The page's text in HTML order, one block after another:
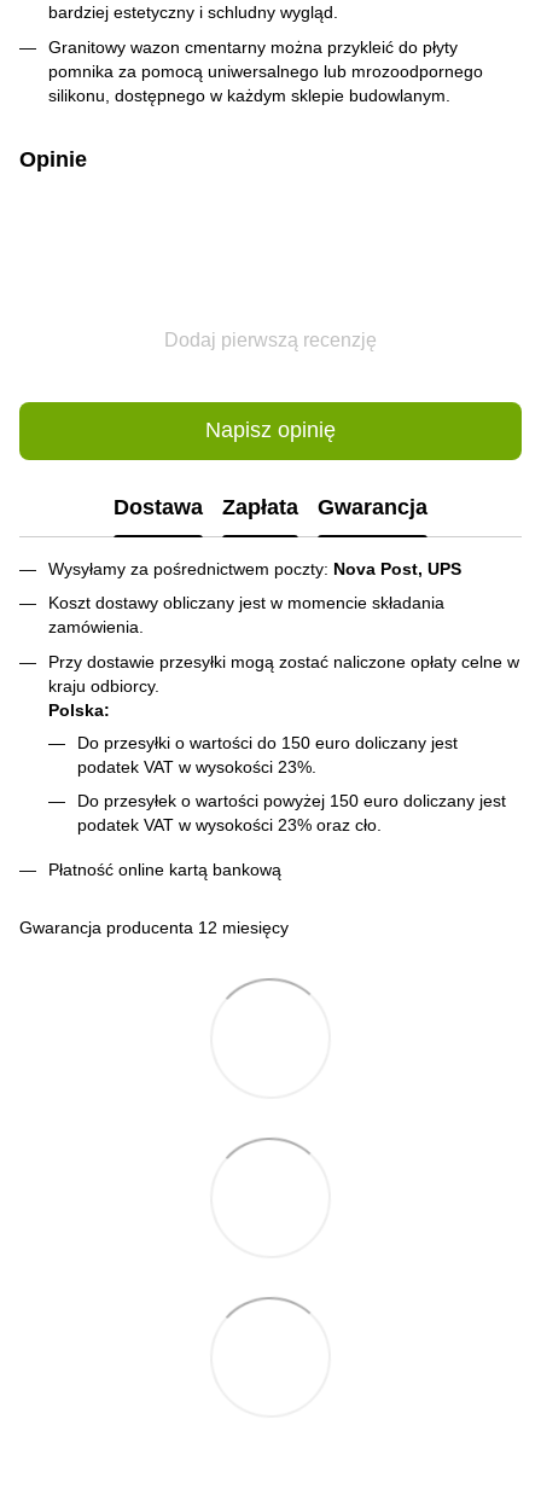
bardziej estetyczny i schludny wygląd.
Granitowy wazon cmentarny można przykleić do płyty
pomnika za pomocą uniwersalnego lub mrozoodpornego
silikonu, dostępnego w każdym sklepie budowlanym.
Opinie
Dodaj pierwszą recenzję
Napisz opinię
Dostawa Zapłata Gwarancja
Wysyłamy za pośrednictwem poczty: Nova Post, UPS
Koszt dostawy obliczany jest w momencie składania
zamówienia.
Przy dostawie przesyłki mogą zostać naliczone opłaty celne w
kraju odbiorcy.
Polska:
Do przesyłki o wartości do 150 euro doliczany jest
podatek VAT w wysokości 23%.
Do przesyłek o wartości powyżej 150 euro doliczany jest
podatek VAT w wysokości 23% oraz cło.
Płatność online kartą bankową
Gwarancja producenta 12 miesięcy